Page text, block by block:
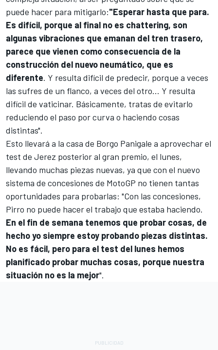
puede hacer para mitigarlo:"Esperar hasta que para.
Es difícil, porque al final no es chattering, son
algunas vibraciones que emanan del tren trasero,
parece que vienen como consecuencia de la
construcción del nuevo neumático, que es
diferente. Y resulta difícil de predecir, porque a veces
las sufres de un flanco, a veces del otro... Y resulta
difícil de vaticinar. Básicamente, tratas de evitarlo
reduciendo el paso por curva o haciendo cosas
distintas".
Esto llevará a la casa de Borgo Panigale a aprovechar el
test de Jerez posterior al gran premio, el lunes,
llevando muchas piezas nuevas, ya que con el nuevo
sistema de concesiones de MotoGP no tienen tantas
oportunidades para probarlas: "Con las concesiones,
Pirro no puede hacer el trabajo que estaba haciendo.
En el fin de semana tenemos que probar cosas, de
hecho yo siempre estoy probando piezas distintas.
No es fácil, pero para el test del lunes hemos
planificado probar muchas cosas, porque nuestra
situación no es la mejor".